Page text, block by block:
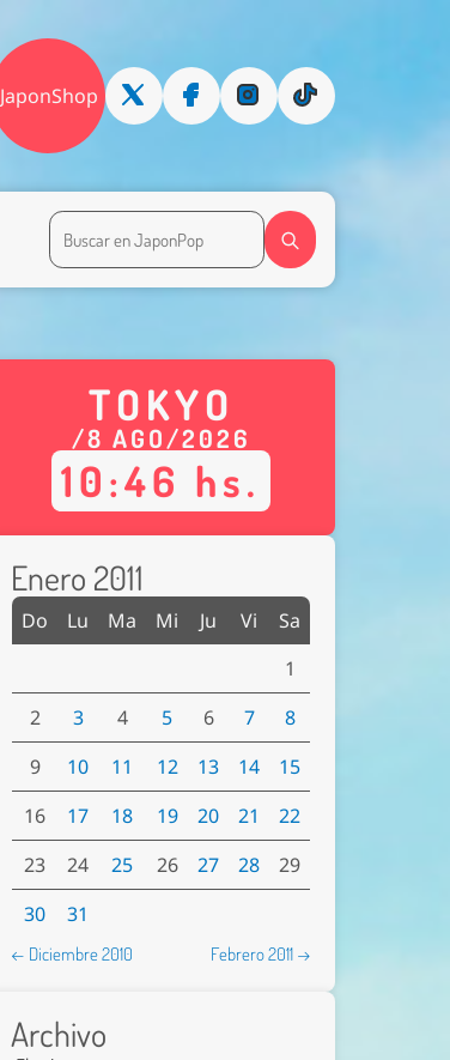
JaponShop
TOKYO
/8 AGO/2026
10:46 hs.
Enero 2011
Do Lu Ma Mi Ju Vi
Sa
1
2
3 4 5 6 7
8
9
10 11 12 13 14
15
16
17 18 19 20 21
22
23
24 25 26 27 28
29
30
31
← Diciembre 2010 Febrero 2011 →
Archivo